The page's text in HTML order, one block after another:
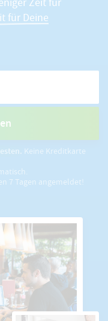
Zeit für
für Deine
Keine Kreditkarte
7 Tagen angemeldet!